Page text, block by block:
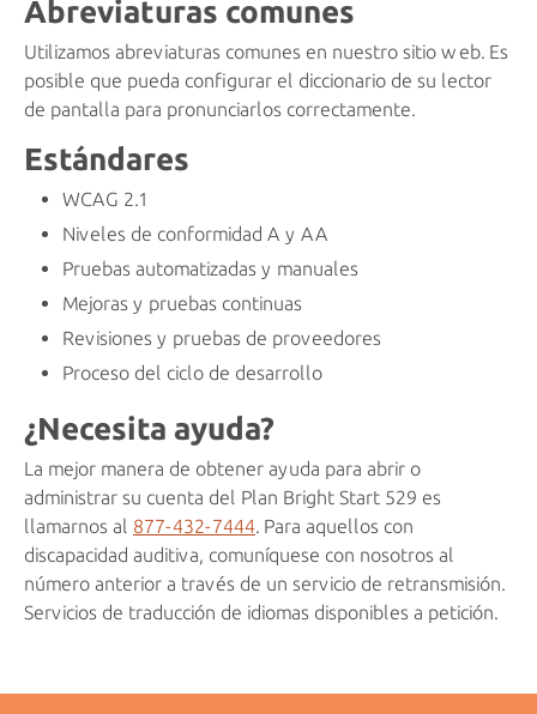
Abreviaturas comunes
Utilizamos abreviaturas comunes en nuestro sitio web. Es
posible que pueda configurar el diccionario de su lector
de pantalla para pronunciarlos correctamente.
Estándares
WCAG 2.1
Niveles de conformidad A y AA
Pruebas automatizadas y manuales
Mejoras y pruebas continuas
Revisiones y pruebas de proveedores
Proceso del ciclo de desarrollo
¿Necesita ayuda?
La mejor manera de obtener ayuda para abrir o
administrar su cuenta del Plan Bright Start 529 es
llamarnos al 877-432-7444. Para aquellos con
discapacidad auditiva, comuníquese con nosotros al
número anterior a través de un servicio de retransmisión.
Servicios de traducción de idiomas disponibles a petición.